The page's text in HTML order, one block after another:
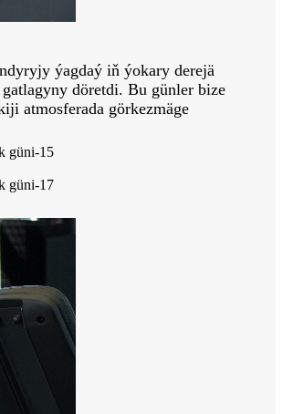
ýagdaý iň ýokary derejä
döretdi. Bu günler bize
atmosferada görkezmäge